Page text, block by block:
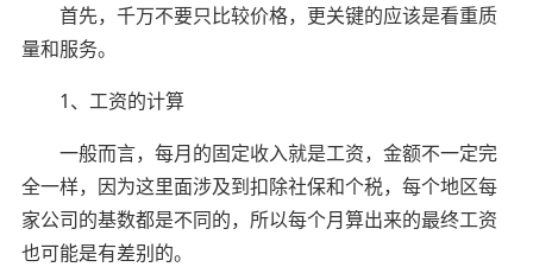
首先，千万不要只比较价格，更关键的应该是看重质
量和服务。
1、工资的计算
一般而言，每月的固定收入就是工资，金额不一定完
全一样，因为这里面涉及到扣除社保和个税，每个地区每
家公司的基数都是不同的，所以每个月算出来的最终工资
也可能是有差别的。